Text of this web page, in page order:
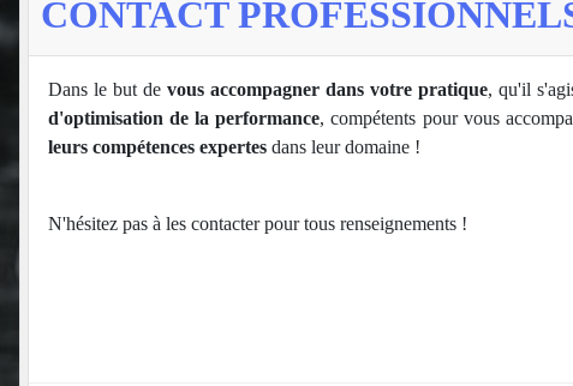
CONTACT
Dans le but de vous accompagner dans votre pratique, qu'il
d'optimisation de la performance, compétents pour vous
leurs compétences expertes dans leur domaine !
N'hésitez pas à les contacter pour tous renseignements !